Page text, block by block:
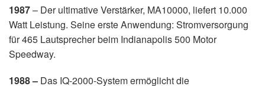
1987– Der ultimative Verstärker, MA10000, liefert 10.000
Watt Leistung. Seine erste Anwendung: Stromversorgung
für 465 Lautsprecher beim Indianapolis 500 Motor
Speedway.
1988 – Das IQ-2000-System ermöglicht die